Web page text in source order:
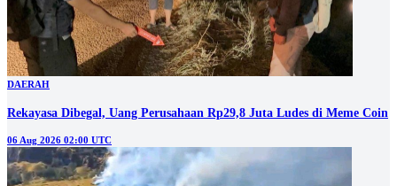
DAERAH
Rekayasa Dibegal, Uang Perusahaan Rp29,8 Juta Ludes di Meme Coin
06 Aug 2026 02:00 UTC